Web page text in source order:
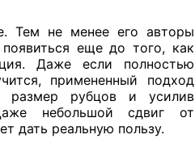
Тем не менее его авторы
еще до того, как
Даже если полностью
примененный подход
размер рубцов и усилив
небольшой сдвиг от
дать реальную пользу.